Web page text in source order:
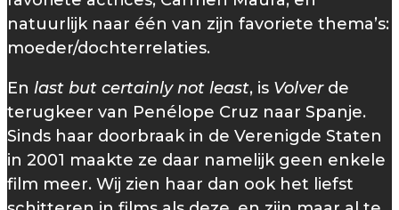
natuurlijk naar één van zijn favoriete thema’s:
moeder/dochterrelaties.
En last but certainly not least, is Volverde
terugkeer van Penélope Cruz naar Spanje.
Sinds haar doorbraak in de Verenigde Staten
in 2001 maakte ze daar namelijk geen enkele
film meer. Wij zien haar dan ook het liefst